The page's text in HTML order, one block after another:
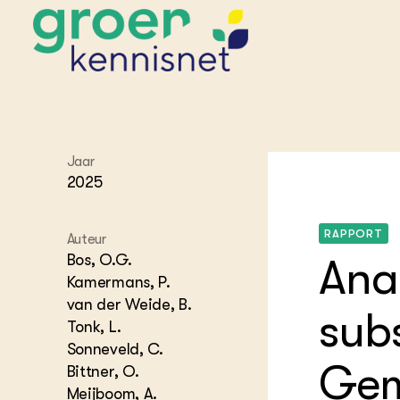
STARTPAGINA'S
Beroepspraktijk
Advies
het
Onze partners
Research
Praktijk
Jaar
2025
Auteur
Bos, O.G.
Kamermans, P.
van der Weide, B.
Tonk, L.
Sonneveld, C.
Bittner, O.
Meijboom, A.
RAPPORT